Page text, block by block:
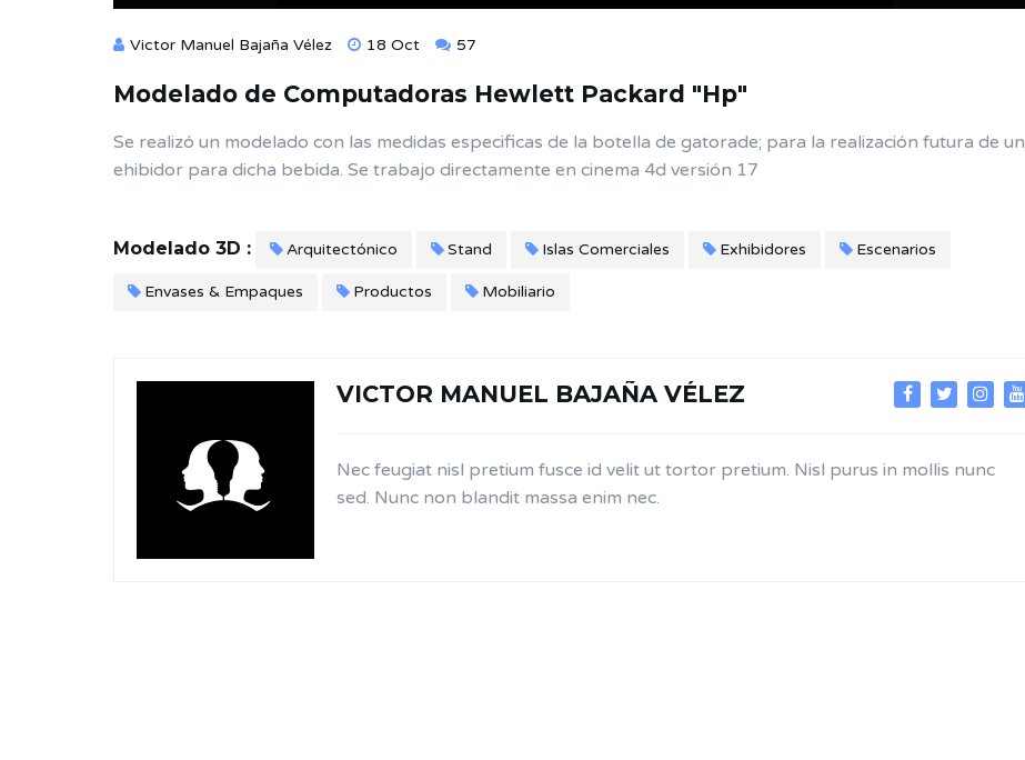
Victor Manuel Bajaña Vélez 18 Oct 57
Modelado de Computadoras Hewlett Packard "Hp"
Se realizó un modelado con las medidas especificas de la botella de gatorade; para la realización futura de un
ehibidor para dicha bebida. Se trabajo directamente en cinema 4d versión 17
Modelado 3D : Arquitectónico Stand Islas Comerciales Exhibidores Escenarios
Envases & Empaques Productos Mobiliario
VICTOR MANUEL BAJAÑA VÉLEZ
Nec feugiat nisl pretium fusce id velit ut tortor pretium. Nisl purus in mollis nunc
sed. Nunc non blandit massa enim nec.